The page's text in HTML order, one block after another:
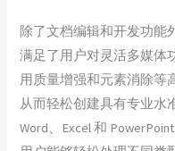
除了文档编辑和开发功能
满足了用户对灵活多媒体
用质量增强和元素消除等
从而轻松创建具有专业水
Word、Excel 和